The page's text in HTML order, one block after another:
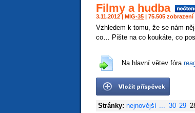
Filmy a hudba
3.11.2012 | MIG-35 | 75.505 zobrazení
Vzhledem k tomu, že se nám
co… Pište na co koukáte, co
Na hlavní větev fóra
Stránky: nejnovější ... 30 29